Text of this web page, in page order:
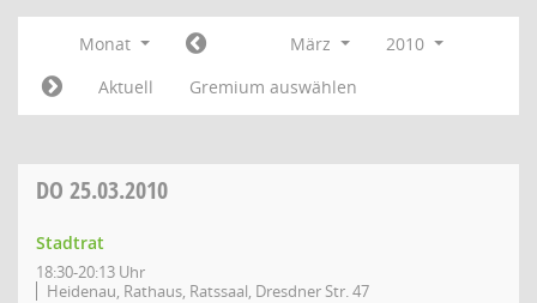
Monat März
2010
Aktuell
Gremium auswählen
DO 25.03.2010
Stadtrat
18:30-20:13 Uhr
Heidenau, Rathaus, Ratssaal, Dresdner Str. 47